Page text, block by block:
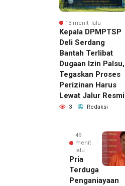
13 menit lalu
Kepala DPMPTSP
Deli Serdang
Bantah Terlibat
Dugaan Izin Palsu,
Tegaskan Proses
Perizinan Harus
Lewat Jalur Resmi
3 Redaksi
49
menit
lalu
Pria
Terduga
Penganiayaan